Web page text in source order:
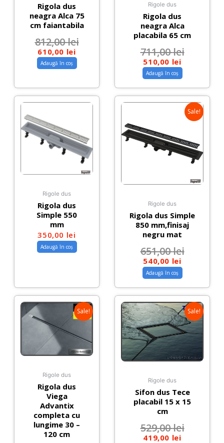
Rigola dus
neagra Alca 75
cm faiantabila
812,00lei
610,00 lei
Adaugă în coș
Rigole dus
Rigola dus
neagra Alca
placabila 65 cm
711,00lei
510,00 lei
Adaugă în coș
Rigole dus
Rigola dus
Simple 550
mm
350,00 lei
Adaugă în coș
Sale!
Rigole dus
Rigola dus Simple
850 mm,finisaj
negru mat
651,00lei
540,00 lei
Adaugă în coș
Sale!
Rigole dus
Rigola dus
Viega
Advantix
completa cu
lungime 30 –
120 cm
Sale!
Rigole dus
Sifon dus Tece
placabil 15 x 15
cm
529,00lei
419,00 lei